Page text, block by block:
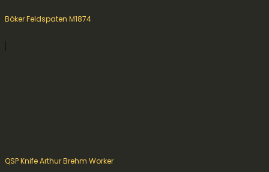
Böker Feldspaten M1874
QSP Knife Arthur Brehm Worker